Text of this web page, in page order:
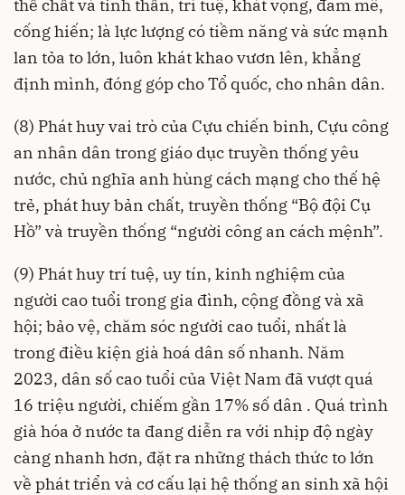
thể chất và tinh thần, trí tuệ, khát vọng, đam mê,
cống hiến; là lực lượng có tiềm năng và sức mạnh
lan tỏa to lớn, luôn khát khao vươn lên, khẳng
định mình, đóng góp cho Tổ quốc, cho nhân dân.
(8) Phát huy vai trò của Cựu chiến binh, Cựu công
an nhân dân trong giáo dục truyền thống yêu
nước, chủ nghĩa anh hùng cách mạng cho thế hệ
trẻ, phát huy bản chất, truyền thống “Bộ đội Cụ
Hồ” và truyền thống “người công an cách mệnh”.
(9) Phát huy trí tuệ, uy tín, kinh nghiệm của
người cao tuổi trong gia đình, cộng đồng và xã
hội; bảo vệ, chăm sóc người cao tuổi, nhất là
trong điều kiện già hoá dân số nhanh. Năm
2023, dân số cao tuổi của Việt Nam đã vượt quá
16 triệu người, chiếm gần 17% số dân . Quá trình
già hóa ở nước ta đang diễn ra với nhịp độ ngày
càng nhanh hơn, đặt ra những thách thức to lớn
về phát triển và cơ cấu lại hệ thống an sinh xã hội